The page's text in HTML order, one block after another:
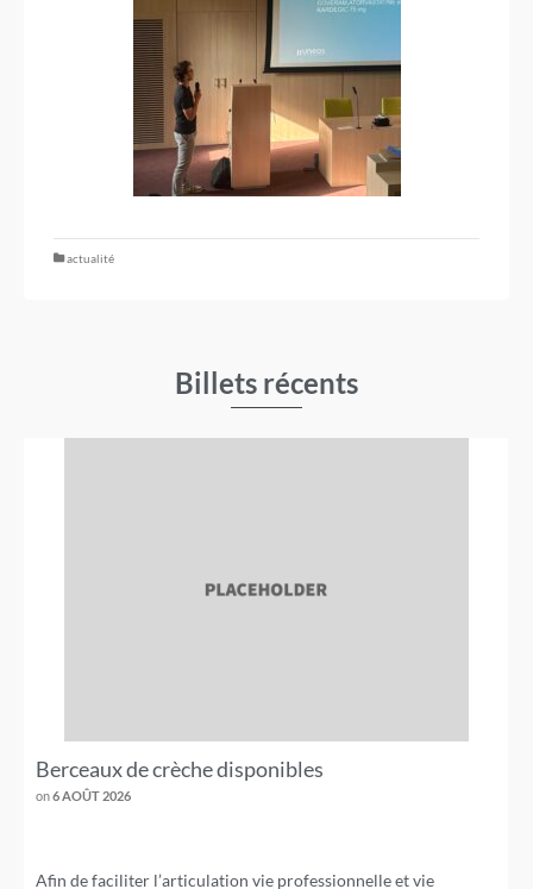
actualité
Billets récents
Berceaux de crèche disponibles
on6 AOÛT 2026
Afin de faciliter l’articulation vie professionnelle et vie